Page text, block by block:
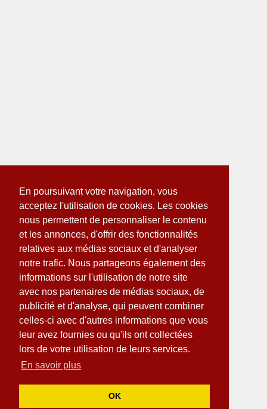
En poursuivant votre navigation, vous
acceptez l'utilisation de cookies. Les cookies
nous permettent de personnaliser le contenu
et les annonces, d'offrir des fonctionnalités
relatives aux médias sociaux et d'analyser
notre trafic. Nous partageons également des
informations sur l'utilisation de notre site
avec nos partenaires de médias sociaux, de
publicité et d'analyse, qui peuvent combiner
celles-ci avec d'autres informations que vous
leur avez fournies ou qu'ils ont collectées
lors de votre utilisation de leurs services.
En savoir plus
OK